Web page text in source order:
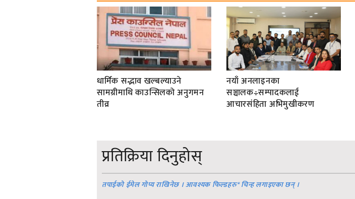
धार्मिक सद्भाव खल्बल्याउने
सामग्रीमाथि काउन्सिलको अनुगमन
तीव्र
नयाँ अनलाइनका
सञ्चालक÷सम्पादकलाई
आचारसंहिता अभिमुखीकरण
प्रतिक्रिया दिनुहोस्
तपाईको ईमेल गोप्य राखिनेछ । आवश्यक फिल्डहरु*चिन्ह लगाइएका छन् ।